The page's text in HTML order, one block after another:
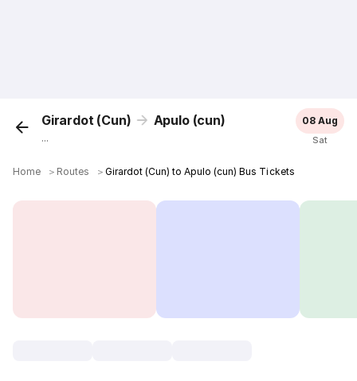
Girardot (Cun) Apulo (cun)
...
08 Aug
Sat
Home ＞ Routes ＞Girardot (Cun) to Apulo (cun) Bus Tickets